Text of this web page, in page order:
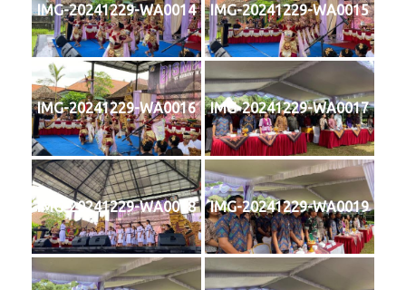
IMG-20241229-WA0014 IMG-20241229-WA0015
IMG-20241229-WA0016 IMG-20241229-WA0017
IMG-20241229-WA0018 IMG-20241229-WA0019